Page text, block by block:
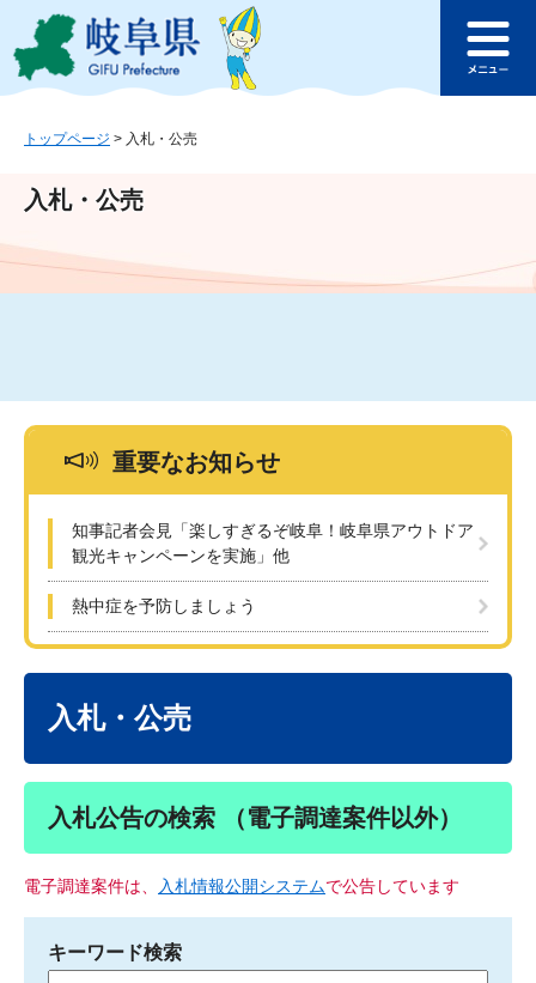
ジ
ュ
文
このページの本文へ
ュ
トップページ > 入札・公売
入札・公売
重要なお知らせ
知事記者会見「楽しすぎるぞ岐阜！岐阜県アウトドア
観光キャンペーンを実施」他
熱中症を予防しましょう
入札・公売
入札公告の検索 （電子調達案件以外）
電子調達案件は、 入札情報公開システムで公告しています
キーワード検索